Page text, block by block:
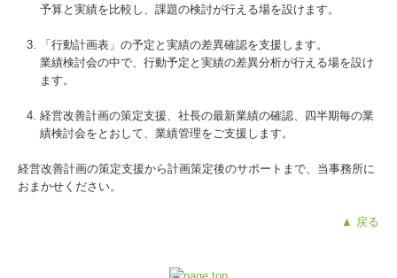
予算と実績を比較し、課題の検討が行える場を設けます。
「行動計画表」の予定と実績の差異確認を支援します。
業績検討会の中で、行動予定と実績の差異分析が行える場を設け
ます。
経営改善計画の策定支援、社長の最新業績の確認、四半期毎の業
績検討会をとおして、業績管理をご支援します。
経営改善計画の策定支援から計画策定後のサポートまで、当事務所に
おまかせください。
▲ 戻る